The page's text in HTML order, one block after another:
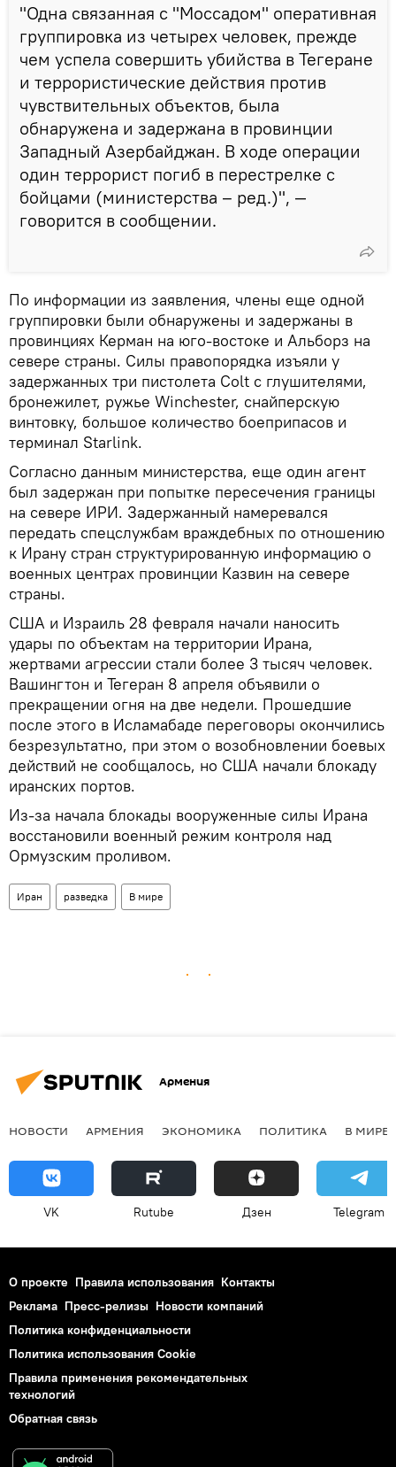
"Одна связанная с "Моссадом" оперативная
группировка из четырех человек, прежде
чем успела совершить убийства в Тегеране
и террористические действия против
чувствительных объектов, была
обнаружена и задержана в провинции
Западный Азербайджан. В ходе операции
один террорист погиб в перестрелке с
бойцами (министерства – ред.)", —
говорится в сообщении.
По информации из заявления, члены еще одной
группировки были обнаружены и задержаны в
провинциях Керман на юго-востоке и Альборз на
севере страны. Силы правопорядка изъяли у
задержанных три пистолета Colt с глушителями,
бронежилет, ружье Winchester, снайперскую
винтовку, большое количество боеприпасов и
терминал Starlink.
Согласно данным министерства, еще один агент
был задержан при попытке пересечения границы
на севере ИРИ. Задержанный намеревался
передать спецслужбам враждебных по отношению
к Ирану стран структурированную информацию о
военных центрах провинции Казвин на севере
страны.
США и Израиль 28 февраля начали наносить
удары по объектам на территории Ирана,
жертвами агрессии стали более 3 тысяч человек.
Вашингтон и Тегеран 8 апреля объявили о
прекращении огня на две недели. Прошедшие
после этого в Исламабаде переговоры окончились
безрезультатно, при этом о возобновлении боевых
действий не сообщалось, но США начали блокаду
иранских портов.
Из-за начала блокады вооруженные силы Ирана
восстановили военный режим контроля над
Ормузским проливом.
Иран разведка В мире
Армения
НОВОСТИ АРМЕНИЯ ЭКОНОМИКА ПОЛИТИКА В МИРЕ
VK Rutube Дзен Telegram
О проекте Правила использования Контакты
Реклама Пресс-релизы Новости компаний
Политика конфиденциальности
Политика использования Cookie
Правила применения рекомендательных
технологий
Обратная связь